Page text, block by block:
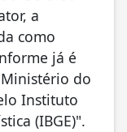
a
como
já é
do
Instituto
(IBGE)".